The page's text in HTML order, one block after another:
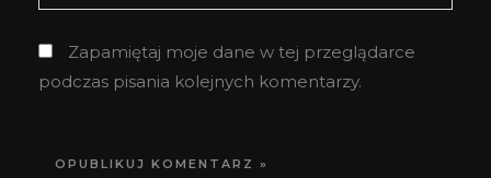
internetowa
Zapamiętaj moje dane w tej przeglądarce
podczas pisania kolejnych komentarzy.